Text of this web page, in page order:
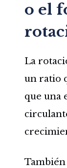
o el
La
un ratio
que una